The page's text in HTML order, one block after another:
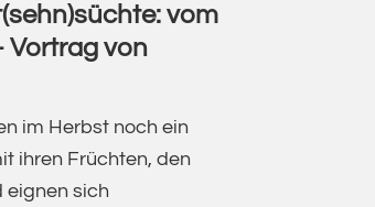
vom
Vortrag von
im Herbst noch ein
ihren Früchten, den
eignen sich